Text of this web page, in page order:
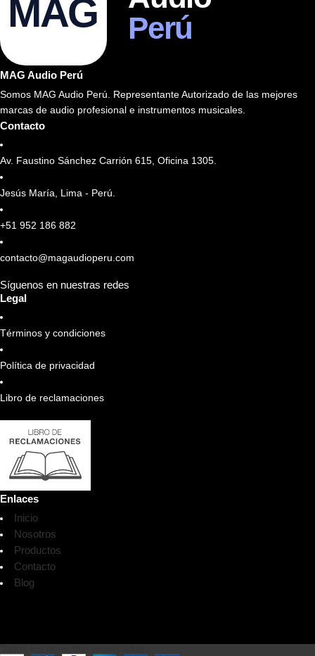
MAG
Perú
MAG Audio Perú
Somos MAG Audio Perú. Representante Autorizado de las mejores
marcas de audio profesional e instrumentos musicales.
Contacto
Av. Faustino Sánchez Carrión 615, Oficina 1305.
Jesús María, Lima - Perú.
+51 952 186 882
contacto@magaudioperu.com
Síguenos en nuestras redes
Legal
Términos y condiciones
Política de privacidad
Libro de reclamaciones
Enlaces
Inicio
Nosotros
Productos
Contacto
Blog